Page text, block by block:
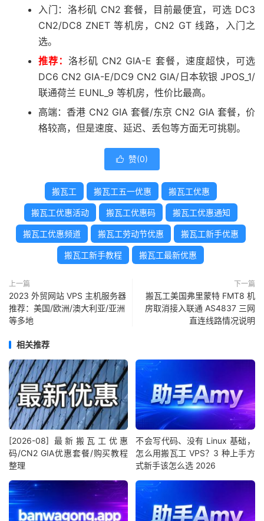
入门：洛杉矶 CN2 套餐，目前最便宜，可选 DC3
CN2/DC8 ZNET 等机房，CN2 GT 线路，入门之
选。
推荐：洛杉矶 CN2 GIA-E 套餐，速度超快，可选
DC6 CN2 GIA-E/DC9 CN2 GIA/日本软银 JPOS_1/
联通荷兰 EUNL_9 等机房，性价比最高。
高端：香港 CN2 GIA 套餐/东京 CN2 GIA 套餐，价
格较高，但是速度、延迟、丢包等方面无可挑剔。
 赞(0)
搬瓦工 搬瓦工五一优惠 搬瓦工优惠
搬瓦工优惠活动 搬瓦工优惠码 搬瓦工优惠通知
搬瓦工优惠频道 搬瓦工劳动节优惠 搬瓦工新手优惠
搬瓦工新手教程 搬瓦工最新优惠
上一篇
2023 外贸网站 VPS 主机服务器
推荐：美国/欧洲/澳大利亚/亚洲
等多地
下一篇
搬瓦工美国弗里蒙特 FMT8 机
房取消接入联通 AS4837 三网
直连线路情况说明
相关推荐
[2026-08] 最新搬瓦工优惠
码/CN2 GIA优惠套餐/购买教程
整理
不会写代码、没有 Linux 基础，
怎么用搬瓦工 VPS？3 种上手方
式新手该怎么选 2026